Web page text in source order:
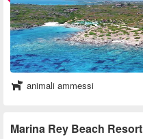
animali ammessi
Marina Rey Beach Resort